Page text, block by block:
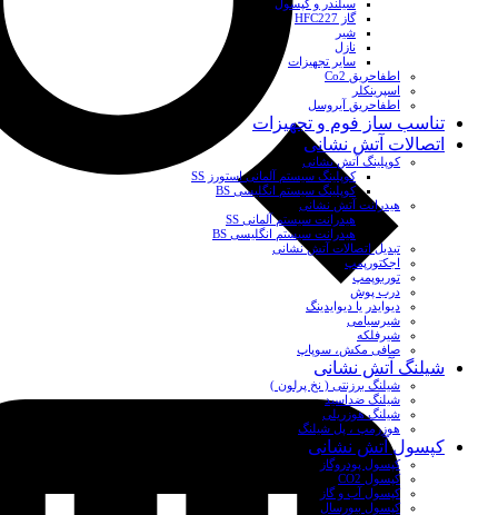
سیلندر و کپسول
گاز HFC227
شیر
نازل
سایر تجهیزات
اطفاحریق Co2
اسپرینکلر
اطفاحریق آیروسل
تناسب ساز فوم و تجهیزات
اتصالات آتش نشانی
کوپلینگ آتش نشانی
کوپلینگ سیستم آلمانی استورز SS
کوپلینگ سیستم انگلیسی BS
هیدرانت آتش نشانی
هیدرانت سیستم آلمانی SS
هیدرانت سیستم انگلیسی BS
تبدیل اتصالات آتش نشانی
اجکتورپمپ
توربوپمپ
درب پوش
دیوایدر یا دیوایدینگ
شیرسیامی
شیرفلکه
صافی مکش، سوپاپ
شیلنگ آتش نشانی
شیلنگ برزنتی ( نخ پرلون )
شیلنگ ضداسید
شیلنگ هوزریلی
هوزرمپ ، پل شیلنگ
کپسول آتش نشانی
کپسول پودروگاز
کپسول CO2
کپسول آب و گاز
کپسول بیورسال